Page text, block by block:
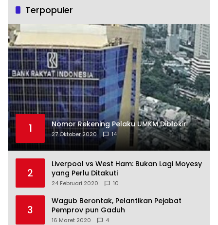
Terpopuler
1 Nomor Rekening Pelaku UMKM Diblokir
27 Oktober 2020 14
2
Liverpool vs West Ham: Bukan Lagi Moyesy
yang Perlu Ditakuti
24 Februari 2020 10
3
Wagub Berontak, Pelantikan Pejabat
Pemprov pun Gaduh
16 Maret 2020 4